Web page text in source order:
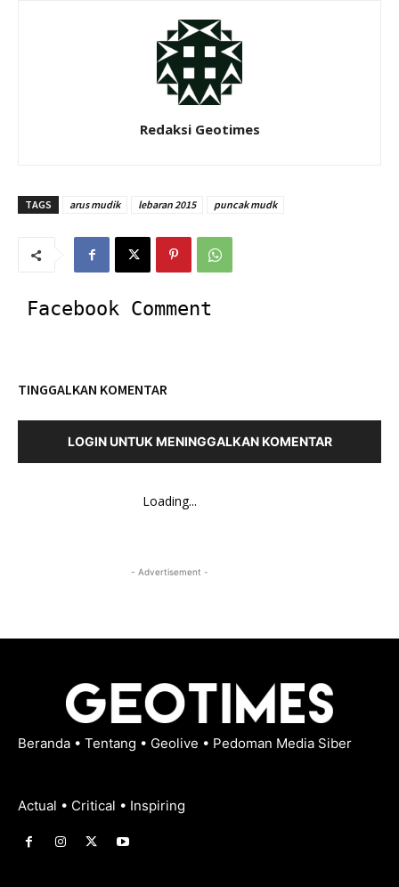
Redaksi Geotimes
TAGS arus mudik lebaran 2015 puncak mudk
Facebook Comment
TINGGALKAN KOMENTAR
LOGIN UNTUK MENINGGALKAN KOMENTAR
Loading...
- Advertisement -
Beranda • Tentang • Geolive • Pedoman Media Siber
Actual • Critical • Inspiring